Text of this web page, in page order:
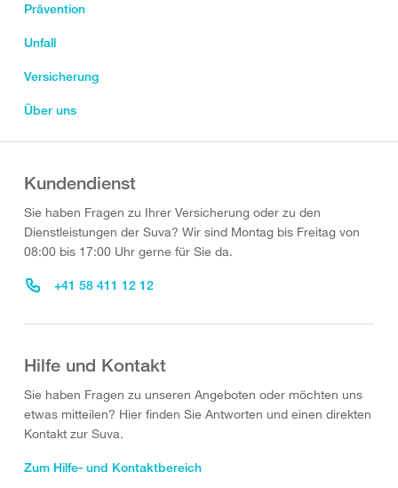
Prävention
Unfall
Versicherung
Über uns
Kundendienst
Sie haben Fragen zu Ihrer Versicherung oder zu den
Dienstleistungen der Suva? Wir sind Montag bis Freitag von
08:00 bis 17:00 Uhr gerne für Sie da.
+41 58 411 12 12
Hilfe und Kontakt
Sie haben Fragen zu unseren Angeboten oder möchten uns
etwas mitteilen? Hier finden Sie Antworten und einen direkten
Kontakt zur Suva.
Zum Hilfe- und Kontaktbereich